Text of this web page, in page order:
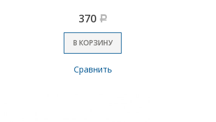
370 Р
В КОРЗИНУ
Сравнить